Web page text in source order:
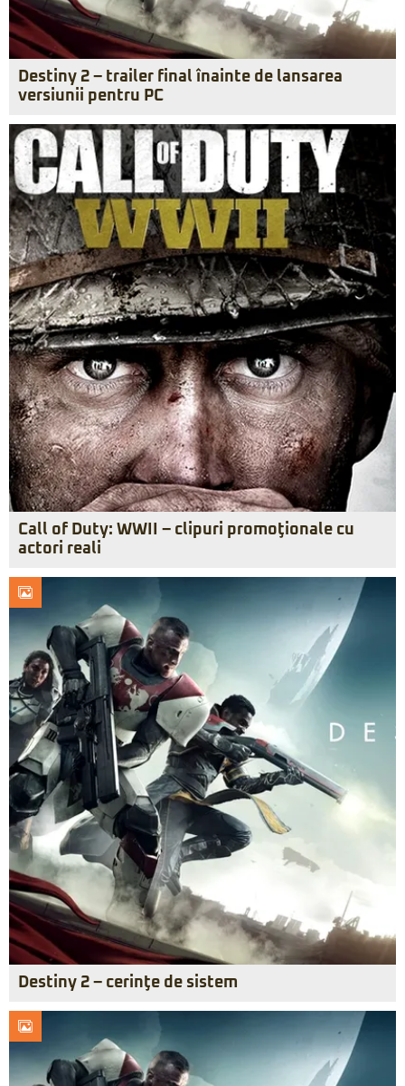
Destiny 2 – trailer final înainte de lansarea
versiunii pentru PC
Call of Duty: WWII – clipuri promoţionale cu
actori reali
Destiny 2 – cerinţe de sistem